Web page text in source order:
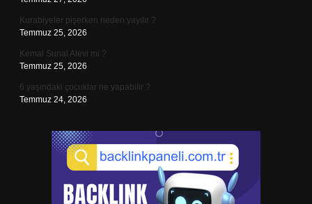
Kurabiyeler pişerken neden yayılır ?
Temmuz 25, 2026
Kemal Sunal Alevi mi ?
Temmuz 25, 2026
6 yaşındaki çocuklar ne yapabilir ?
Temmuz 24, 2026